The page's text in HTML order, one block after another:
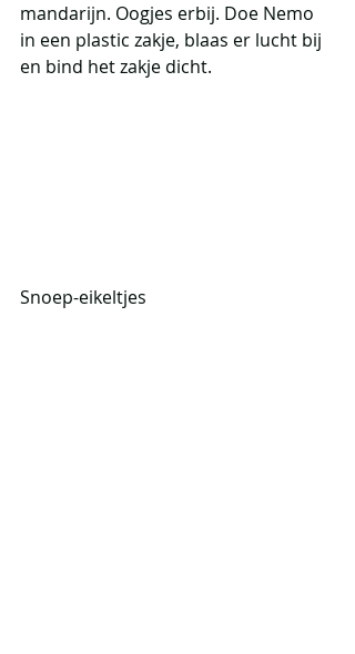
mandarijn. Oogjes erbij. Doe Nemo
in een plastic zakje, blaas er lucht bij
en bind het zakje dicht.
Snoep-eikeltjes